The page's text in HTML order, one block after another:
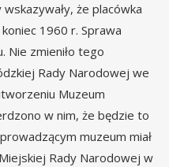
że placówka
1960 r. Sprawa
Nie zmieniło tego
Rady Narodowej we
Muzeum
w nim, że będzie to
muzeum miał
Rady Narodowej w